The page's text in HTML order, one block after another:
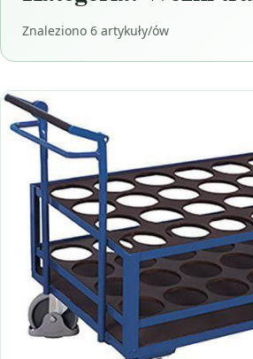
Znaleziono 6 artykuły/ów